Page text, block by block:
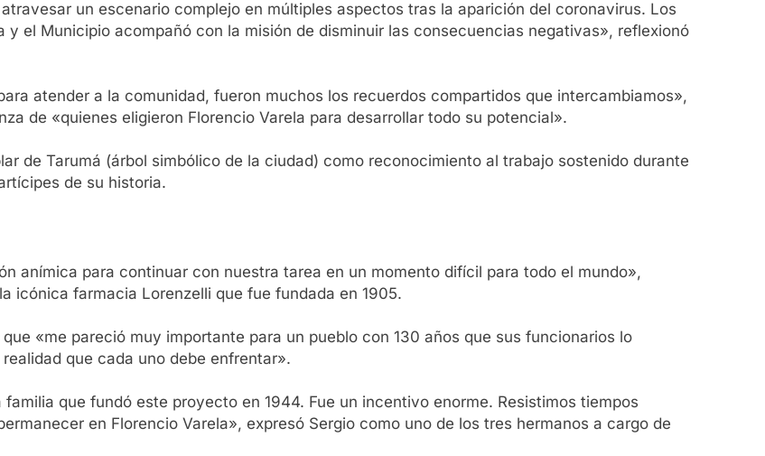
un escenario complejo en múltiples aspectos tras la aparición del coronavirus. Los
el Municipio acompañó con la misión de disminuir las consecuencias negativas», reflexionó
atender a la comunidad, fueron muchos los recuerdos compartidos que intercambiamos»,
de «quienes eligieron Florencio Varela para desarrollar todo su potencial».
de Tarumá (árbol simbólico de la ciudad) como reconocimiento al trabajo sostenido durante
de su historia.
anímica para continuar con nuestra tarea en un momento difícil para todo el mundo»,
icónica farmacia Lorenzelli que fue fundada en 1905.
«me pareció muy importante para un pueblo con 130 años que sus funcionarios lo
que cada uno debe enfrentar».
que fundó este proyecto en 1944. Fue un incentivo enorme. Resistimos tiempos
en Florencio Varela», expresó Sergio como uno de los tres hermanos a cargo de